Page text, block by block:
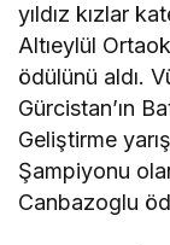
yıldız kızlar
Altıeylül
ödülünü aldı.
Gürcistan’ın
Geliştirme
Şampiyonu
Canbazoglu